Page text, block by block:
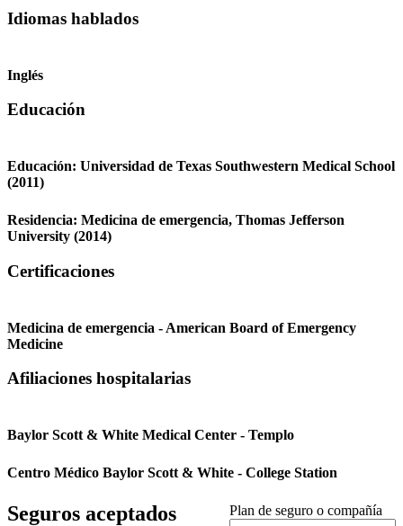
Idiomas hablados
Inglés
Educación
Educación: Universidad de Texas Southwestern Medical School
(2011)
Residencia: Medicina de emergencia, Thomas Jefferson
University (2014)
Certificaciones
Medicina de emergencia - American Board of Emergency
Medicine
Afiliaciones hospitalarias
Baylor Scott & White Medical Center - Templo
Centro Médico Baylor Scott & White - College Station
Seguros aceptados Plan de seguro o compañía